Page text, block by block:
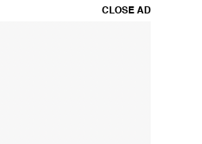
CLOSE AD